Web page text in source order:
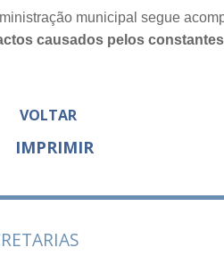
municipal segue
causados pelos
VOLTAR
IMPRIMIR